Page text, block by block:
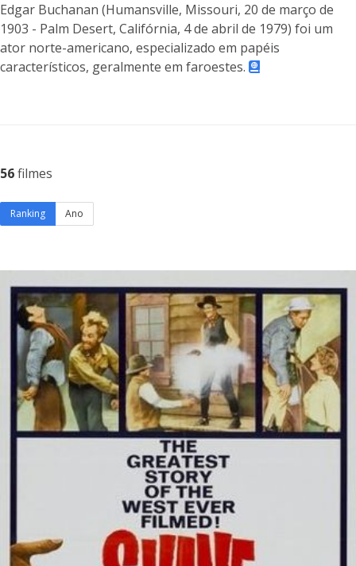
Edgar Buchanan (Humansville, Missouri, 20 de março de
1903 - Palm Desert, Califórnia, 4 de abril de 1979) foi um
ator norte-americano, especializado em papéis
característicos, geralmente em faroestes.
56filmes
Ranking Ano